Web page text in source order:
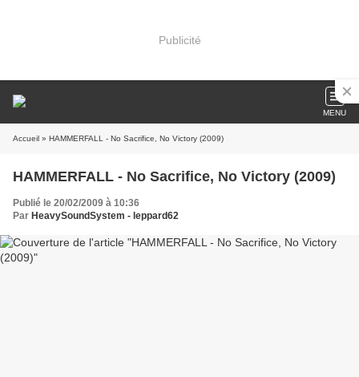
Publicité
MENU
Accueil » HAMMERFALL - No Sacrifice, No Victory (2009)
HAMMERFALL - No Sacrifice, No Victory (2009)
Publié le 20/02/2009 à 10:36
Par HeavySoundSystem - leppard62